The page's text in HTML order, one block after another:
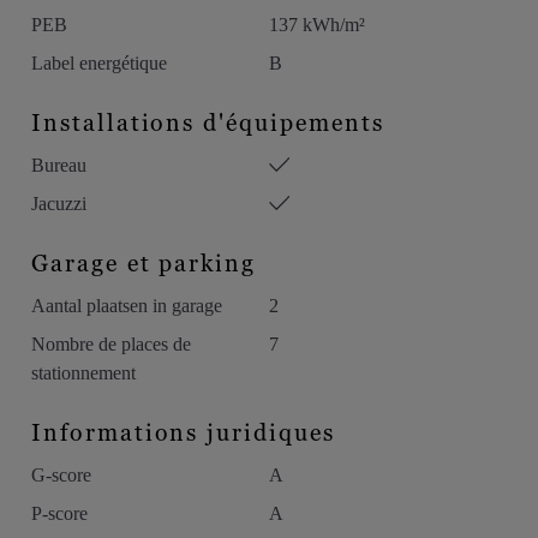
WC et d’une douche. Le parement de la façade est en pierre de
pour 7 voitures, en plus du garage.
Détails:
– Maison idéale pour le travail à domicile, une famille ou un
– Finition
PEB
137 kWh/m²
Label energétique
B
Installations d'équipements
Bureau
Jacuzzi
Garage et parking
Aantal plaatsen in garage
2
Nombre de places de
stationnement
7
Informations juridiques
G-score
A
P-score
A